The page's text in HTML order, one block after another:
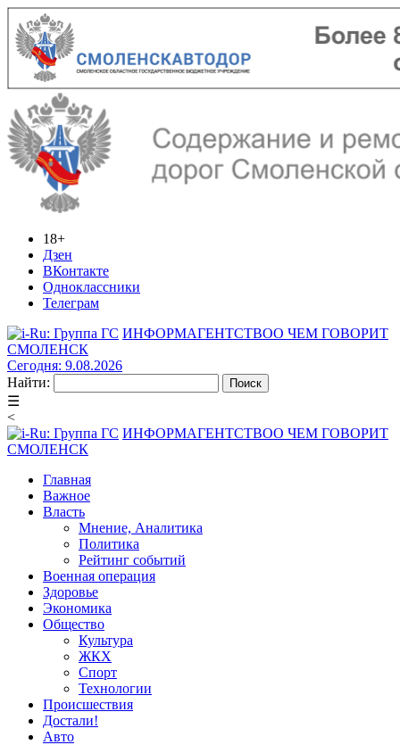
18+
Дзен
ВКонтакте
Одноклассники
Телеграм
ИНФОРМАГЕНТСТВОО ЧЕМ ГОВОРИТ
СМОЛЕНСК
Сегодня: 9.08.2026
Найти:
☰
<
ИНФОРМАГЕНТСТВОО ЧЕМ ГОВОРИТ
СМОЛЕНСК
Главная
Важное
Власть
Мнение, Аналитика
Политика
Рейтинг событий
Военная операция
Здоровье
Экономика
Общество
Культура
ЖКХ
Спорт
Технологии
Происшествия
Достали!
Авто